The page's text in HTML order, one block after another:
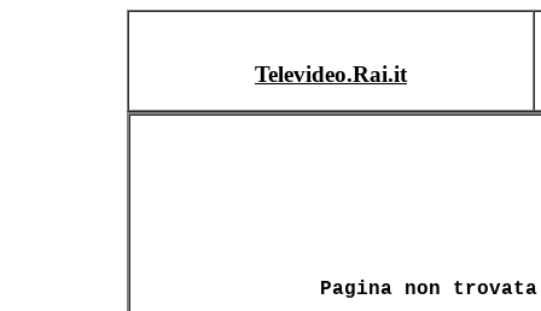
Televideo.Rai.it
Pagina non trovata